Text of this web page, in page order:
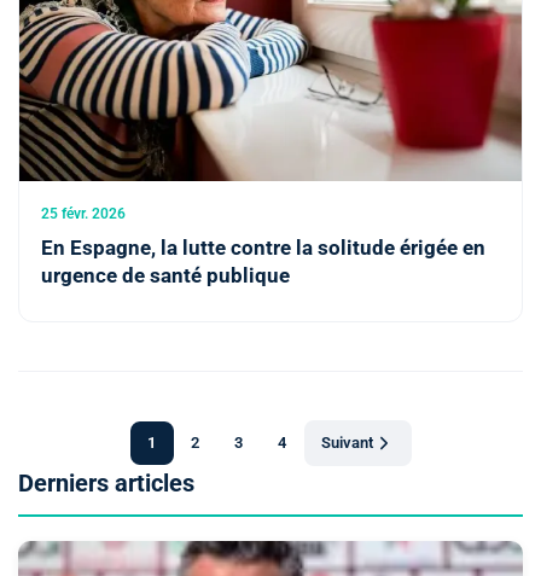
25 févr. 2026
En Espagne, la lutte contre la solitude érigée en
urgence de santé publique
1 2 3 4 Suivant
Derniers articles